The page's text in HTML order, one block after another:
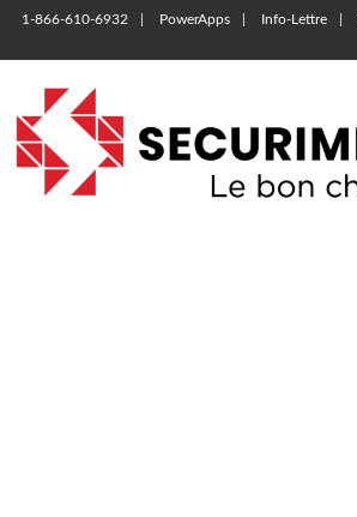
1-866-610-6932 PowerApps Info-Lettre